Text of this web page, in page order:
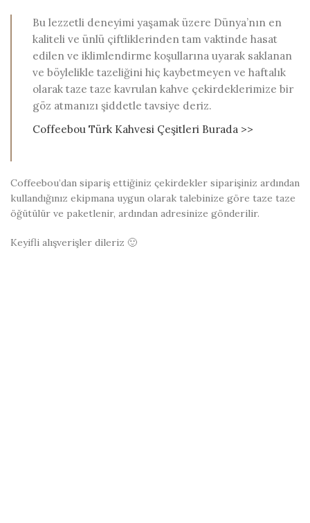
Bu lezzetli deneyimi yaşamak üzere Dünya’nın en
kaliteli ve ünlü çiftliklerinden tam vaktinde hasat
edilen ve iklimlendirme koşullarına uyarak saklanan
ve böylelikle tazeliğini hiç kaybetmeyen ve haftalık
olarak taze taze kavrulan kahve çekirdeklerimize bir
göz atmanızı şiddetle tavsiye deriz.
Coffeebou Türk Kahvesi Çeşitleri Burada >>
Coffeebou’dan sipariş ettiğiniz çekirdekler siparişiniz ardından
kullandığınız ekipmana uygun olarak talebinize göre taze taze
öğütülür ve paketlenir, ardından adresinize gönderilir.
Keyifli alışverişler dileriz 🙂